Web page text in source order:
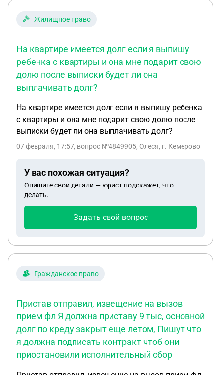
Жилищное право
На квартире имеется долг если я выпишу
ребенка с квартиры и она мне подарит свою
долю после выписки будет ли она
выплачивать долг?
На квартире имеется долг если я выпишу ребенка
с квартиры и она мне подарит свою долю после
выписки будет ли она выплачивать долг?
07 февраля, 17:57, вопрос №4849905, Олеся, г. Кемерово
У вас похожая ситуация?
Опишите свои детали — юрист подскажет, что
делать.
Задать свой вопрос
Гражданское право
Пристав отправил, извещение на вызов
прием фл Я должна приставу 9 тыс, основной
долг по креду закрыт еще летом, Пишут что
я должна подписать контракт чтоб они
приостановили исполнительный сбор